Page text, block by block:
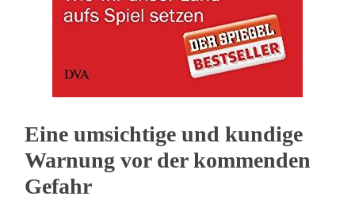
Eine umsichtige und kundige
Warnung vor der kommenden
Gefahr